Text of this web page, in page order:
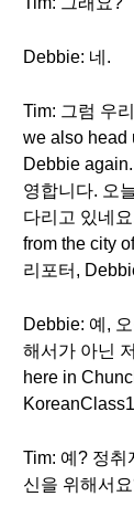
Debbie: 네.
Tim: 그럼 우
we also head
Debbie
영합니다. 오
다리고 있네
from the city
리포터,
Debbie: 예,
해서가 아닌
here in
Tim: 예? 정
신을 위해서